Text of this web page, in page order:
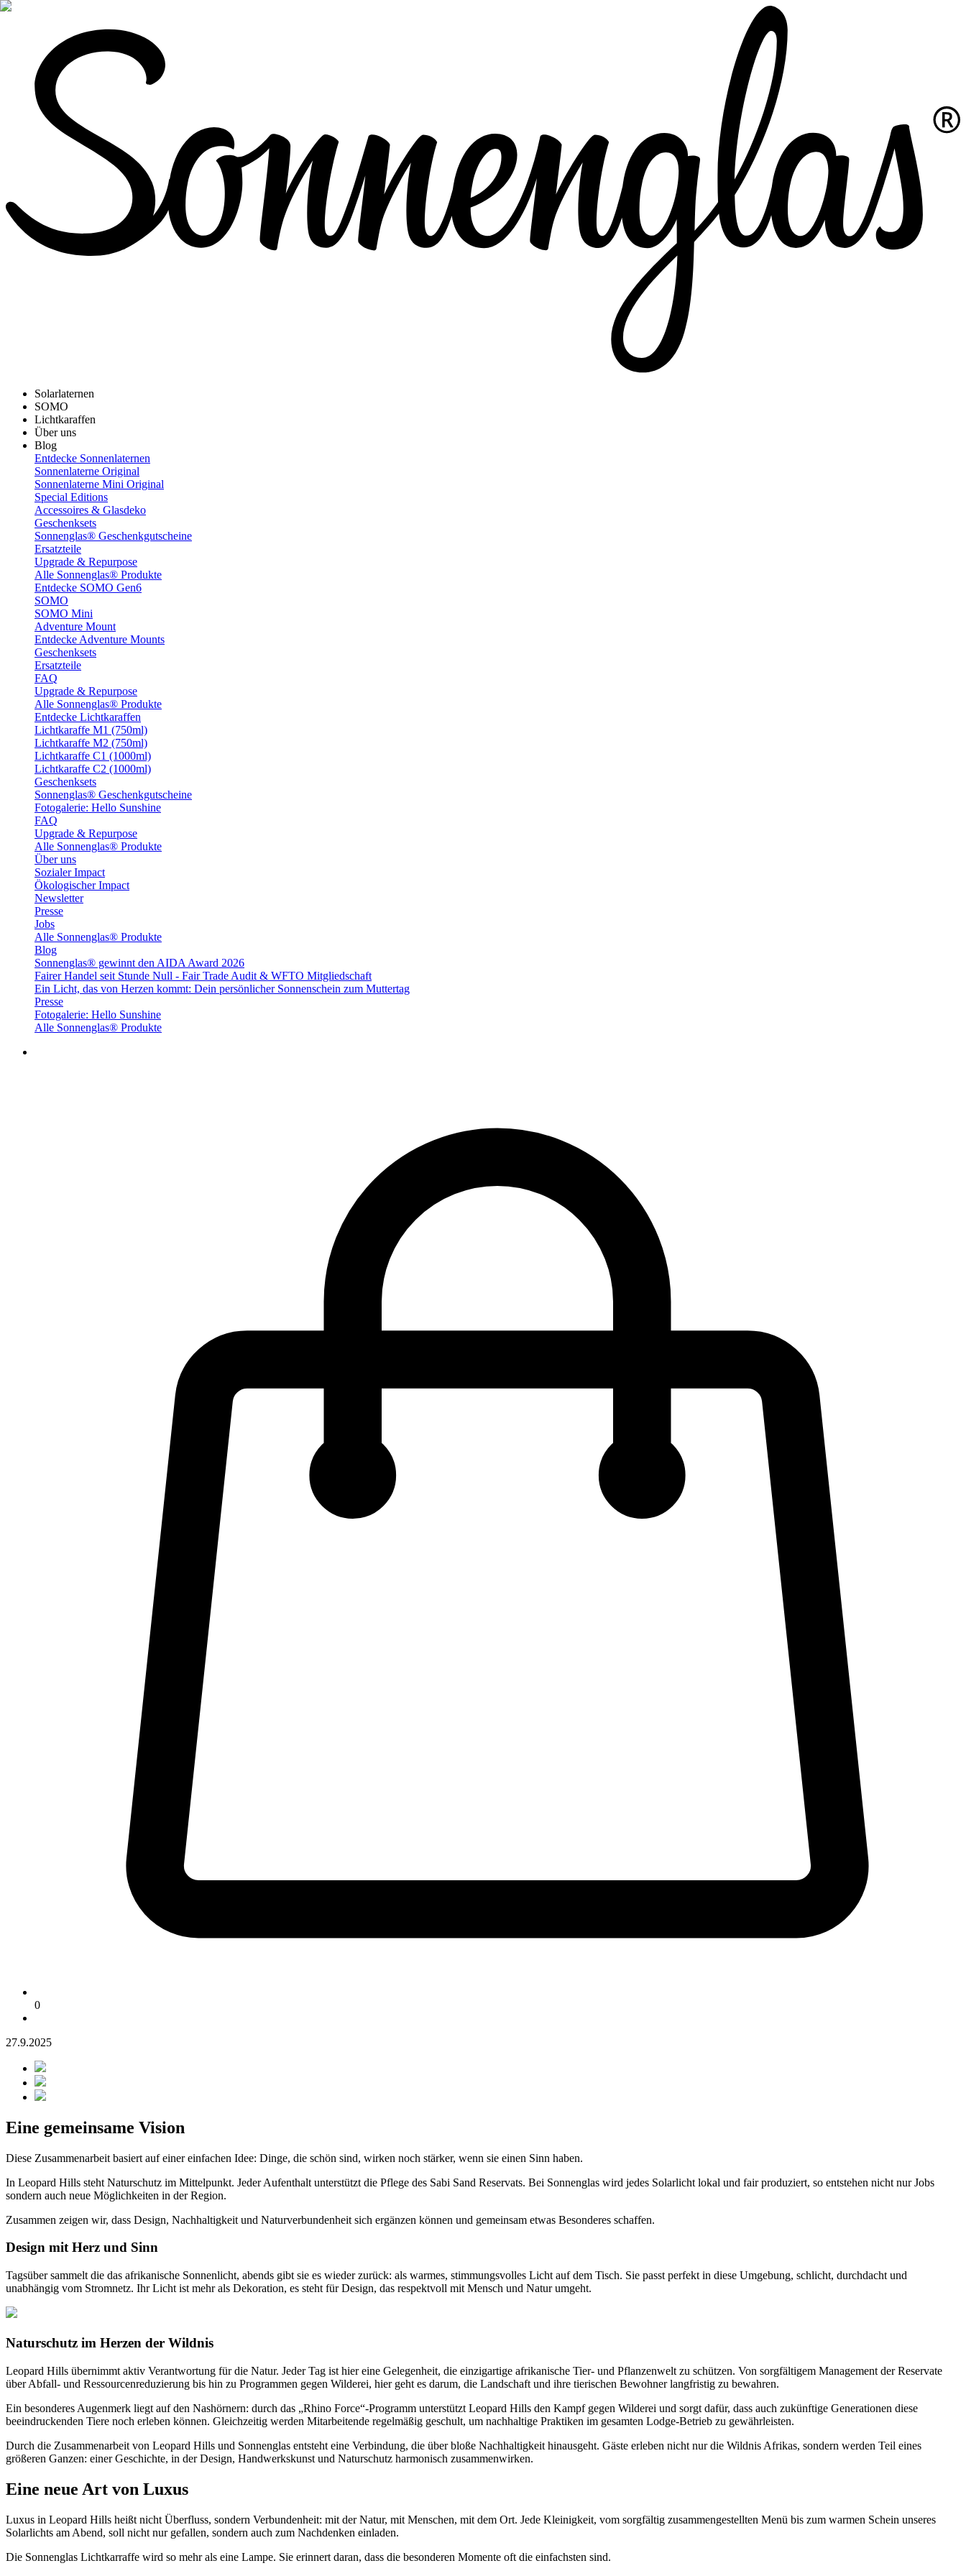
Solarlaternen
SOMO
Lichtkaraffen
Über uns
Blog
Entdecke Sonnenlaternen
Sonnenlaterne Original
Sonnenlaterne Mini Original
Special Editions
Accessoires & Glasdeko
Geschenksets
Sonnenglas® Geschenkgutscheine
Ersatzteile
Upgrade & Repurpose
Alle Sonnenglas® Produkte
Entdecke SOMO Gen6
SOMO
SOMO Mini
Adventure Mount
Entdecke Adventure Mounts
Geschenksets
Ersatzteile
FAQ
Upgrade & Repurpose
Alle Sonnenglas® Produkte
Entdecke Lichtkaraffen
Lichtkaraffe M1 (750ml)
Lichtkaraffe M2 (750ml)
Lichtkaraffe C1 (1000ml)
Lichtkaraffe C2 (1000ml)
Geschenksets
Sonnenglas® Geschenkgutscheine
Fotogalerie: Hello Sunshine
FAQ
Upgrade & Repurpose
Alle Sonnenglas® Produkte
Über uns
Sozialer Impact
Ökologischer Impact
Newsletter
Presse
Jobs
Alle Sonnenglas® Produkte
Blog
Sonnenglas® gewinnt den AIDA Award 2026
Fairer Handel seit Stunde Null - Fair Trade Audit & WFTO Mitgliedschaft
Ein Licht, das von Herzen kommt: Dein persönlicher Sonnenschein zum Muttertag
Presse
Fotogalerie: Hello Sunshine
Alle Sonnenglas® Produkte
0
27.9.2025
Eine gemeinsame Vision
Diese Zusammenarbeit basiert auf einer einfachen Idee: Dinge, die schön sind, wirken noch stärker, wenn sie einen Sinn haben.
In Leopard Hills steht Naturschutz im Mittelpunkt. Jeder Aufenthalt unterstützt die Pflege des Sabi Sand Reservats. Bei Sonnenglas wird jedes Solarlicht lokal und fair produziert, so entstehen nicht nur Jobs
sondern auch neue Möglichkeiten in der Region.
Zusammen zeigen wir, dass Design, Nachhaltigkeit und Naturverbundenheit sich ergänzen können und gemeinsam etwas Besonderes schaffen.
Design mit Herz und Sinn
Tagsüber sammelt die das afrikanische Sonnenlicht, abends gibt sie es wieder zurück: als warmes, stimmungsvolles Licht auf dem Tisch. Sie passt perfekt in diese Umgebung, schlicht, durchdacht und
unabhängig vom Stromnetz. Ihr Licht ist mehr als Dekoration, es steht für Design, das respektvoll mit Mensch und Natur umgeht.
Naturschutz im Herzen der Wildnis
Leopard Hills übernimmt aktiv Verantwortung für die Natur. Jeder Tag ist hier eine Gelegenheit, die einzigartige afrikanische Tier- und Pflanzenwelt zu schützen. Von sorgfältigem Management der Reservate
über Abfall- und Ressourcenreduzierung bis hin zu Programmen gegen Wilderei, hier geht es darum, die Landschaft und ihre tierischen Bewohner langfristig zu bewahren.
Ein besonderes Augenmerk liegt auf den Nashörnern: durch das „Rhino Force“-Programm unterstützt Leopard Hills den Kampf gegen Wilderei und sorgt dafür, dass auch zukünftige Generationen diese
beeindruckenden Tiere noch erleben können. Gleichzeitig werden Mitarbeitende regelmäßig geschult, um nachhaltige Praktiken im gesamten Lodge-Betrieb zu gewährleisten.
Durch die Zusammenarbeit von Leopard Hills und Sonnenglas entsteht eine Verbindung, die über bloße Nachhaltigkeit hinausgeht. Gäste erleben nicht nur die Wildnis Afrikas, sondern werden Teil eines
größeren Ganzen: einer Geschichte, in der Design, Handwerkskunst und Naturschutz harmonisch zusammenwirken.
Eine neue Art von Luxus
Luxus in Leopard Hills heißt nicht Überfluss, sondern Verbundenheit: mit der Natur, mit Menschen, mit dem Ort. Jede Kleinigkeit, vom sorgfältig zusammengestellten Menü bis zum warmen Schein unseres
Solarlichts am Abend, soll nicht nur gefallen, sondern auch zum Nachdenken einladen.
Die Sonnenglas Lichtkarraffe wird so mehr als eine Lampe. Sie erinnert daran, dass die besonderen Momente oft die einfachsten sind.